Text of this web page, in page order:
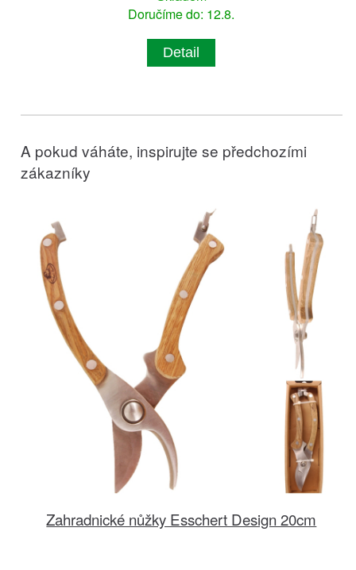
Doručíme do: 12.8.
Detail
A pokud váháte, inspirujte se předchozími
zákazníky
Zahradnické nůžky Esschert Design 20cm